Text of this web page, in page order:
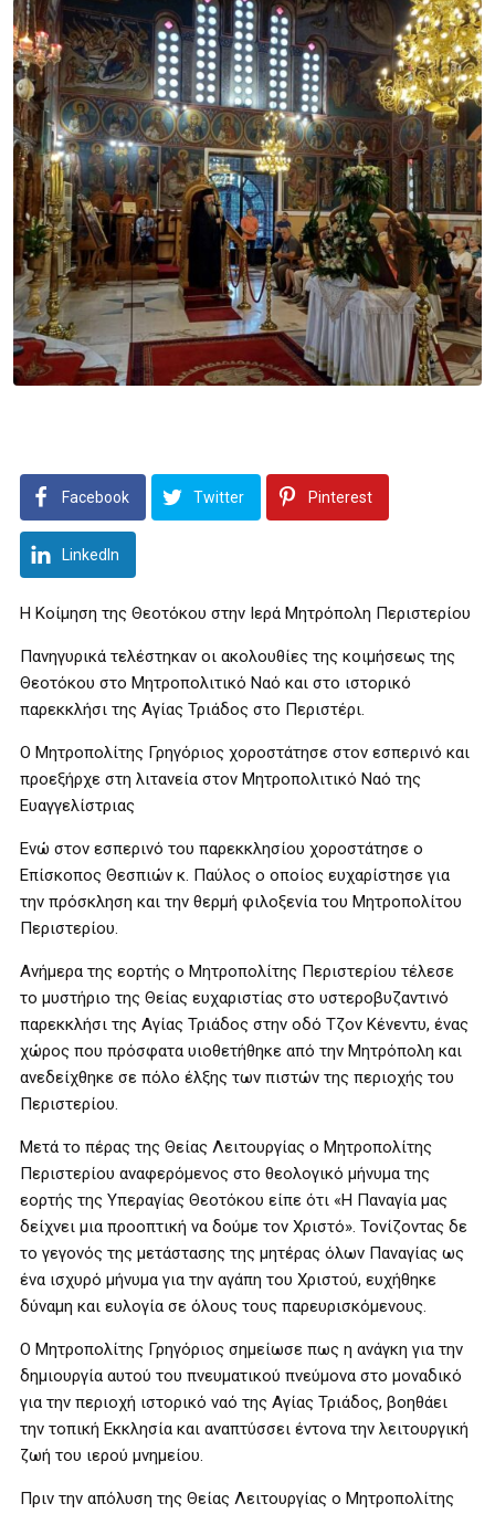
Facebook Twitter Pinterest
LinkedIn
Η Κοίμηση της Θεοτόκου στην Ιερά Μητρόπολη Περιστερίου
Πανηγυρικά τελέστηκαν οι ακολουθίες της κοιμήσεως της
Θεοτόκου στο Μητροπολιτικό Ναό και στο ιστορικό
παρεκκλήσι της Αγίας Τριάδος στο Περιστέρι.
Ο Μητροπολίτης Γρηγόριος χοροστάτησε στον εσπερινό και
προεξήρχε στη λιτανεία στον Μητροπολιτικό Ναό της
Ευαγγελίστριας
Ενώ στον εσπερινό του παρεκκλησίου χοροστάτησε ο
Επίσκοπος Θεσπιών κ. Παύλος ο οποίος ευχαρίστησε για
την πρόσκληση και την θερμή φιλοξενία του Μητροπολίτου
Περιστερίου.
Ανήμερα της εορτής ο Μητροπολίτης Περιστερίου τέλεσε
το μυστήριο της Θείας ευχαριστίας στο υστεροβυζαντινό
παρεκκλήσι της Αγίας Τριάδος στην οδό Τζον Κένεντυ, ένας
χώρος που πρόσφατα υιοθετήθηκε από την Μητρόπολη και
ανεδείχθηκε σε πόλο έλξης των πιστών της περιοχής του
Περιστερίου.
Μετά το πέρας της Θείας Λειτουργίας ο Μητροπολίτης
Περιστερίου αναφερόμενος στο θεολογικό μήνυμα της
εορτής της Υπεραγίας Θεοτόκου είπε ότι «Η Παναγία μας
δείχνει μια προοπτική να δούμε τον Χριστό». Τονίζοντας δε
το γεγονός της μετάστασης της μητέρας όλων Παναγίας ως
ένα ισχυρό μήνυμα για την αγάπη του Χριστού, ευχήθηκε
δύναμη και ευλογία σε όλους τους παρευρισκόμενους.
Ο Μητροπολίτης Γρηγόριος σημείωσε πως η ανάγκη για την
δημιουργία αυτού του πνευματικού πνεύμονα στο μοναδικό
για την περιοχή ιστορικό ναό της Αγίας Τριάδος, βοηθάει
την τοπική Εκκλησία και αναπτύσσει έντονα την λειτουργική
ζωή του ιερού μνημείου.
Πριν την απόλυση της Θείας Λειτουργίας ο Μητροπολίτης